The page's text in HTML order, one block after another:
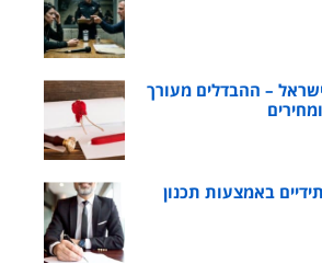
– ההבדלים מעורך
באמצעות תכנון